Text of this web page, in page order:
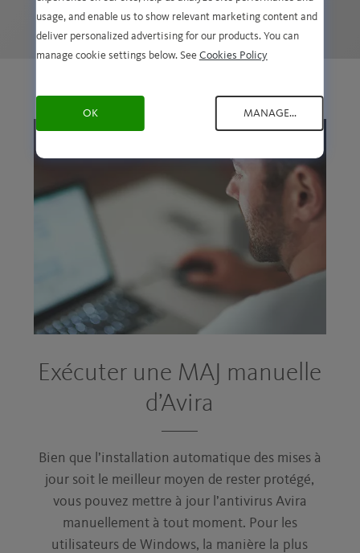
Exécuter une MAJ manuelle
d’Avira
Bien que l’installation automatique des mises à
jour soit le meilleur moyen de rester protégé,
vous pouvez mettre à jour l’antivirus Avira
manuellement à tout moment. Pour les
utilisateurs de Windows, la manière la plus
usage, and enable us to show relevant marketing content and
deliver personalized advertising for our products. You can
manage cookie settings below. See Cookies Policy
OK MANAGE...